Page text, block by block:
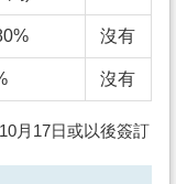
沒有
沒有
月17日或以後簽訂